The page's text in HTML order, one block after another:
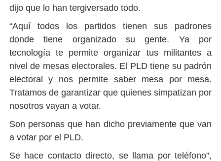
dijo que lo han tergiversado todo.
“Aquí todos los partidos tienen sus padrones
donde tiene organizado su gente. Ya por
tecnología te permite organizar tus militantes a
nivel de mesas electorales. El PLD tiene su padrón
electoral y nos permite saber mesa por mesa.
Tratamos de garantizar que quienes simpatizan por
nosotros vayan a votar.
Son personas que han dicho previamente que van
a votar por el PLD.
Se hace contacto directo, se llama por teléfono”,